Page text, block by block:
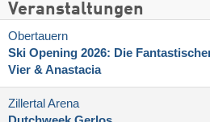
Veranstaltungen
Obertauern
Ski Opening 2026: Die
Vier & Anastacia
Zillertal Arena